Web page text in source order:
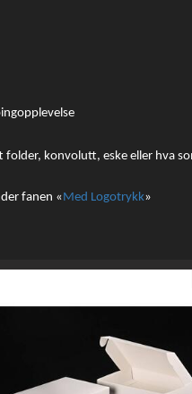
konvolutt, eske eller hva
fanen «Med Logotrykk»